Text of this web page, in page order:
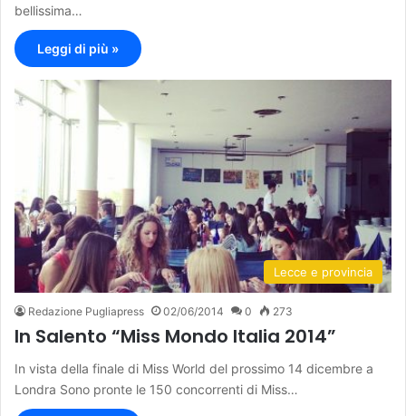
bellissima…
Leggi di più »
Lecce e provincia
Redazione Pugliapress 02/06/2014 0 273
In Salento “Miss Mondo Italia 2014”
In vista della finale di Miss World del prossimo 14 dicembre a
Londra Sono pronte le 150 concorrenti di Miss…